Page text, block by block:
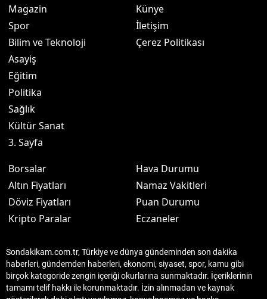
Magazin
Spor
Bilim ve Teknoloji
Asayiş
Eğitim
Politika
Sağlık
Kültür Sanat
3. Sayfa
Künye
İletişim
Çerez Politikası
Borsalar
Altın Fiyatları
Döviz Fiyatları
Kripto Paralar
Hava Durumu
Namaz Vakitleri
Puan Durumu
Eczaneler
Sondakikam.com.tr, Türkiye ve dünya gündeminden son dakika
haberleri, gündemden haberleri, ekonomi, siyaset, spor, kamu gibi
birçok kategoride zengin içeriği okurlarına sunmaktadır. İçeriklerinin
tamamı telif hakkı ile korunmaktadır. İzin alınmadan ve kaynak